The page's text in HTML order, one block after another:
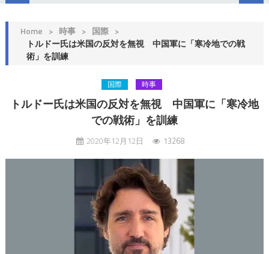
Home > 時事 > 国際 >
トルドー氏は米国の反対を無視 中国軍に「寒冷地での戦
術」を訓練
国際 時事
トルドー氏は米国の反対を無視 中国軍に「寒冷地
での戦術」を訓練
2020年12月12日 13268